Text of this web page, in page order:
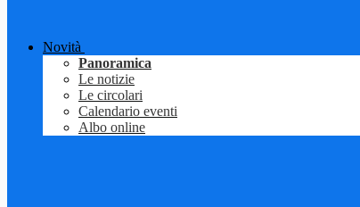
Novità
Panoramica
Le notizie
Le circolari
Calendario eventi
Albo online